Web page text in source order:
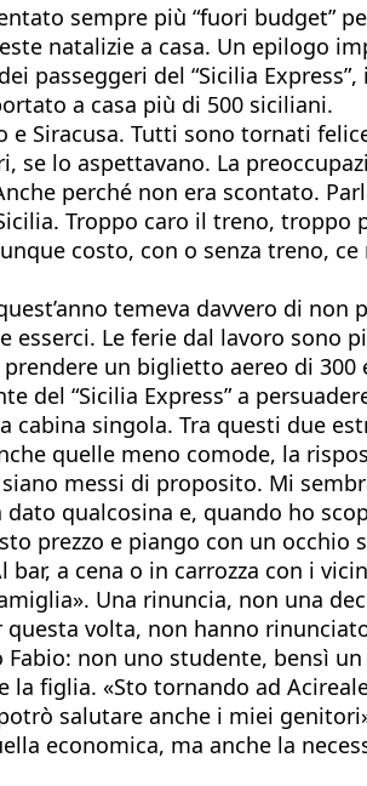
sempre più “fuori budget”
natalizie a casa. Un epilogo
passeggeri del “Sicilia
a casa più di 500 siciliani.
Siracusa. Tutti sono tornati
lo aspettavano. La
perché non era scontato.
Troppo caro il treno, troppo
costo, con o senza treno, ce
temeva davvero di
Le ferie dal lavoro sono
un biglietto aereo di
“Sicilia Express” a
singola. Tra questi due
quelle meno comode, la
messi di proposito. Mi
qualcosina e, quando ho
prezzo e piango con un occhio
a cena o in carrozza con i
Una rinuncia, non una
volta, non hanno
non uno studente, bensì
figlia. «Sto tornando ad
salutare anche i miei
economica, ma anche la